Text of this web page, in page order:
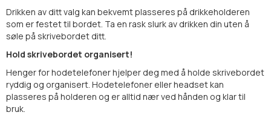
Drikken av ditt valg kan bekvemt plasseres på drikkeholderen
som er festet til bordet. Ta en rask slurk av drikken din uten å
søle på skrivebordet ditt.
Hold skrivebordet organisert!
Henger for hodetelefoner hjelper deg med å holde skrivebordet
ryddig og organisert. Hodetelefoner eller headset kan
plasseres på holderen og er alltid nær ved hånden og klar til
bruk.